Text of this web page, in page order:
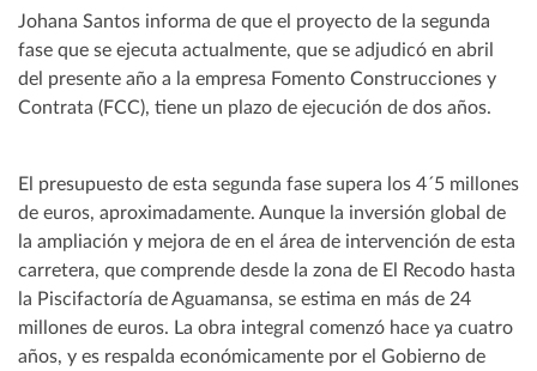
Johana Santos informa de que el proyecto de la segunda
fase que se ejecuta actualmente, que se adjudicó en abril
del presente año a la empresa Fomento Construcciones y
Contrata (FCC), tiene un plazo de ejecución de dos años.
El presupuesto de esta segunda fase supera los 4´5 millones
de euros, aproximadamente. Aunque la inversión global de
la ampliación y mejora de en el área de intervención de esta
carretera, que comprende desde la zona de El Recodo hasta
la Piscifactoría de Aguamansa, se estima en más de 24
millones de euros. La obra integral comenzó hace ya cuatro
años, y es respalda económicamente por el Gobierno de